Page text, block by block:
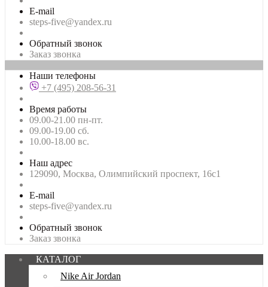
E-mail
steps-five@yandex.ru
Обратный звонок
Заказ звонка
Наши телефоны
+7 (495) 208-56-31
Время работы
09.00-21.00 пн-пт.
09.00-19.00 сб.
10.00-18.00 вс.
Наш адрес
129090, Москва, Олимпийский проспект, 16с1
E-mail
steps-five@yandex.ru
Обратный звонок
Заказ звонка
КАТАЛОГ
Nike Air Jordan